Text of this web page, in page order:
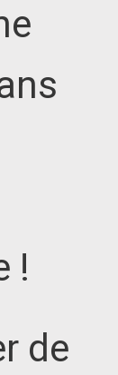
!
de